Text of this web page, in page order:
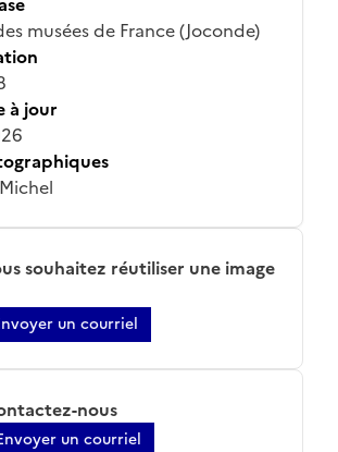
musées de France (Joconde)
à jour
souhaitez réutiliser une image
un courriel
nous
un courriel